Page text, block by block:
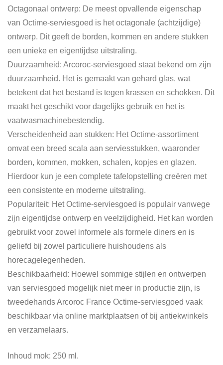
Octagonaal ontwerp: De meest opvallende eigenschap
van Octime-serviesgoed is het octagonale (achtzijdige)
ontwerp. Dit geeft de borden, kommen en andere stukken
een unieke en eigentijdse uitstraling.
Duurzaamheid: Arcoroc-serviesgoed staat bekend om zijn
duurzaamheid. Het is gemaakt van gehard glas, wat
betekent dat het bestand is tegen krassen en schokken. Dit
maakt het geschikt voor dagelijks gebruik en het is
vaatwasmachinebestendig.
Verscheidenheid aan stukken: Het Octime-assortiment
omvat een breed scala aan serviesstukken, waaronder
borden, kommen, mokken, schalen, kopjes en glazen.
Hierdoor kun je een complete tafelopstelling creëren met
een consistente en moderne uitstraling.
Populariteit: Het Octime-serviesgoed is populair vanwege
zijn eigentijdse ontwerp en veelzijdigheid. Het kan worden
gebruikt voor zowel informele als formele diners en is
geliefd bij zowel particuliere huishoudens als
horecagelegenheden.
Beschikbaarheid: Hoewel sommige stijlen en ontwerpen
van serviesgoed mogelijk niet meer in productie zijn, is
tweedehands Arcoroc France Octime-serviesgoed vaak
beschikbaar via online marktplaatsen of bij antiekwinkels
en verzamelaars.
Inhoud mok: 250 ml.